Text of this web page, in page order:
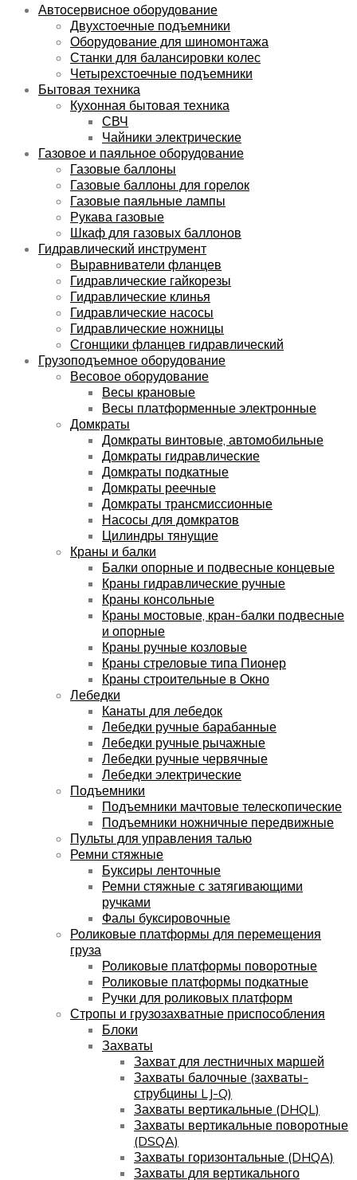
Автосервисное оборудование
Двухстоечные подъемники
Оборудование для шиномонтажа
Станки для балансировки колес
Четырехстоечные подъемники
Бытовая техника
Кухонная бытовая техника
СВЧ
Чайники электрические
Газовое и паяльное оборудование
Газовые баллоны
Газовые баллоны для горелок
Газовые паяльные лампы
Рукава газовые
Шкаф для газовых баллонов
Гидравлический инструмент
Выравниватели фланцев
Гидравлические гайкорезы
Гидравлические клинья
Гидравлические насосы
Гидравлические ножницы
Сгонщики фланцев гидравлический
Грузоподъемное оборудование
Весовое оборудование
Весы крановые
Весы платформенные электронные
Домкраты
Домкраты винтовые, автомобильные
Домкраты гидравлические
Домкраты подкатные
Домкраты реечные
Домкраты трансмиссионные
Насосы для домкратов
Цилиндры тянущие
Краны и балки
Балки опорные и подвесные концевые
Краны гидравлические ручные
Краны консольные
Краны мостовые, кран-балки подвесные
и опорные
Краны ручные козловые
Краны стреловые типа Пионер
Краны строительные в Окно
Лебедки
Канаты для лебедок
Лебедки ручные барабанные
Лебедки ручные рычажные
Лебедки ручные червячные
Лебедки электрические
Подъемники
Подъемники мачтовые телескопические
Подъемники ножничные передвижные
Пульты для управления талью
Ремни стяжные
Буксиры ленточные
Ремни стяжные с затягивающими
ручками
Фалы буксировочные
Роликовые платформы для перемещения
груза
Роликовые платформы поворотные
Роликовые платформы подкатные
Ручки для роликовых платформ
Стропы и грузозахватные приспособления
Блоки
Захваты
Захват для лестничных маршей
Захваты балочные (захваты-
струбцины LJ-Q)
Захваты вертикальные (DHQL)
Захваты вертикальные поворотные
(DSQA)
Захваты горизонтальные (DHQA)
Захваты для вертикального